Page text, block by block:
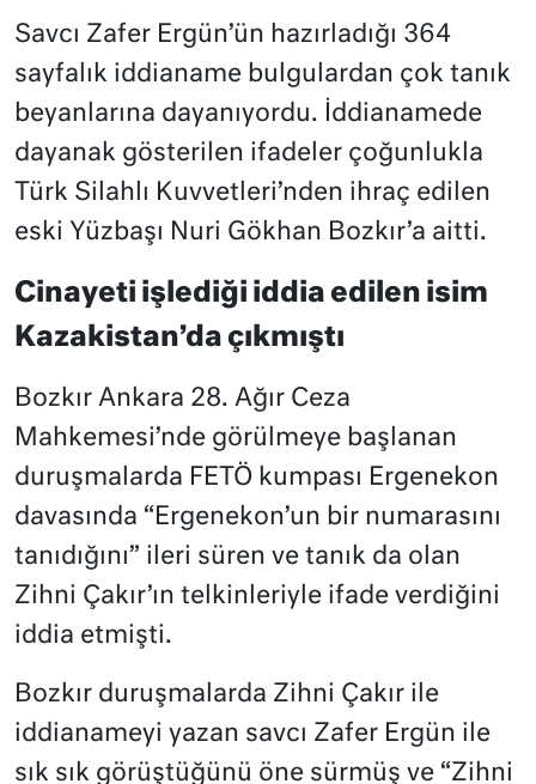
Savcı Zafer Ergün’ün hazırladığı 364
sayfalık iddianame bulgulardan çok tanık
beyanlarına dayanıyordu. İddianamede
dayanak gösterilen ifadeler çoğunlukla
Türk Silahlı Kuvvetleri’nden ihraç edilen
eski Yüzbaşı Nuri Gökhan Bozkır’a aitti.
Cinayeti işlediği iddia edilen isim
Kazakistan’da çıkmıştı
Bozkır Ankara 28. Ağır Ceza
Mahkemesi’nde görülmeye başlanan
duruşmalarda FETÖ kumpası Ergenekon
davasında “Ergenekon’un bir numarasını
tanıdığını” ileri süren ve tanık da olan
Zihni Çakır’ın telkinleriyle ifade verdiğini
iddia etmişti.
Bozkır duruşmalarda Zihni Çakır ile
iddianameyi yazan savcı Zafer Ergün ile
sık sık görüştüğünü öne sürmüş ve “Zihni